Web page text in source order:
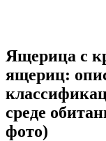
Ящерица с
ящериц:
среде
фото)